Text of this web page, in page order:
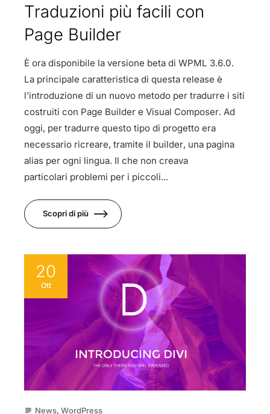
Traduzioni più facili con
Page Builder
È ora disponibile la versione beta di WPML 3.6.0.
La principale caratteristica di questa release è
l’introduzione di un nuovo metodo per tradurre i siti
costruiti con Page Builder e Visual Composer. Ad
oggi, per tradurre questo tipo di progetto era
necessario ricreare, tramite il builder, una pagina
alias per ogni lingua. Il che non creava
particolari problemi per i piccoli...
Scopri di più
20
Ott
subject News, WordPress